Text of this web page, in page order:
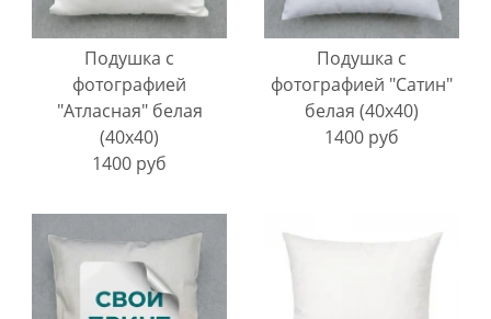
Подушка с
фотографией
"Атласная" белая
(40х40)
1400 руб
Подушка с
фотографией "Сатин"
белая (40х40)
1400 руб